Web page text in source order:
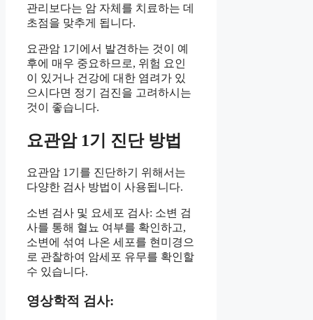
관리보다는 암 자체를 치료하는 데
초점을 맞추게 됩니다.
요관암 1기에서 발견하는 것이 예
후에 매우 중요하므로, 위험 요인
이 있거나 건강에 대한 염려가 있
으시다면 정기 검진을 고려하시는
것이 좋습니다.
요관암 1기 진단 방법
요관암 1기를 진단하기 위해서는
다양한 검사 방법이 사용됩니다.
소변 검사 및 요세포 검사: 소변 검
사를 통해 혈뇨 여부를 확인하고,
소변에 섞여 나온 세포를 현미경으
로 관찰하여 암세포 유무를 확인할
수 있습니다.
영상학적 검사: